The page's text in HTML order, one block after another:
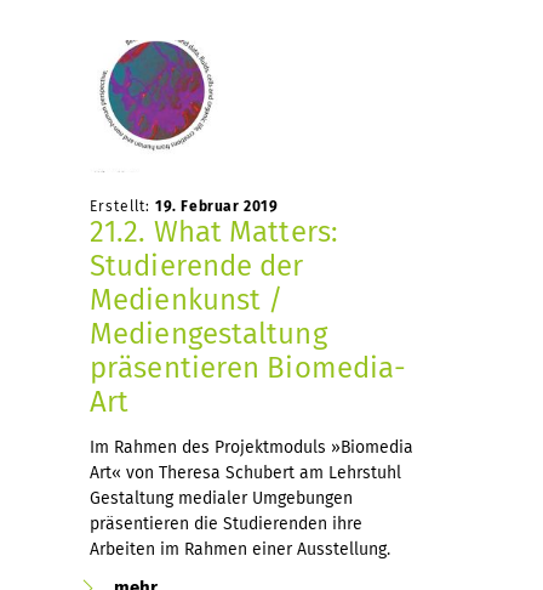
Erstellt: 19. Februar 2019
21.2. What Matters:
Studierende der
Medienkunst /
Mediengestaltung
präsentieren Biomedia-
Art
Im Rahmen des Projektmoduls »Biomedia
Art« von Theresa Schubert am Lehrstuhl
Gestaltung medialer Umgebungen
präsentieren die Studierenden ihre
Arbeiten im Rahmen einer Ausstellung.